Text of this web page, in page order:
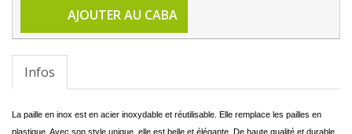
AJOUTER AU CABA
Infos
La paille en inox est en acier inoxydable et réutilisable. Elle remplace les pailles en
plastique. Avec son style unique, elle est belle et élégante. De haute qualité et durable,